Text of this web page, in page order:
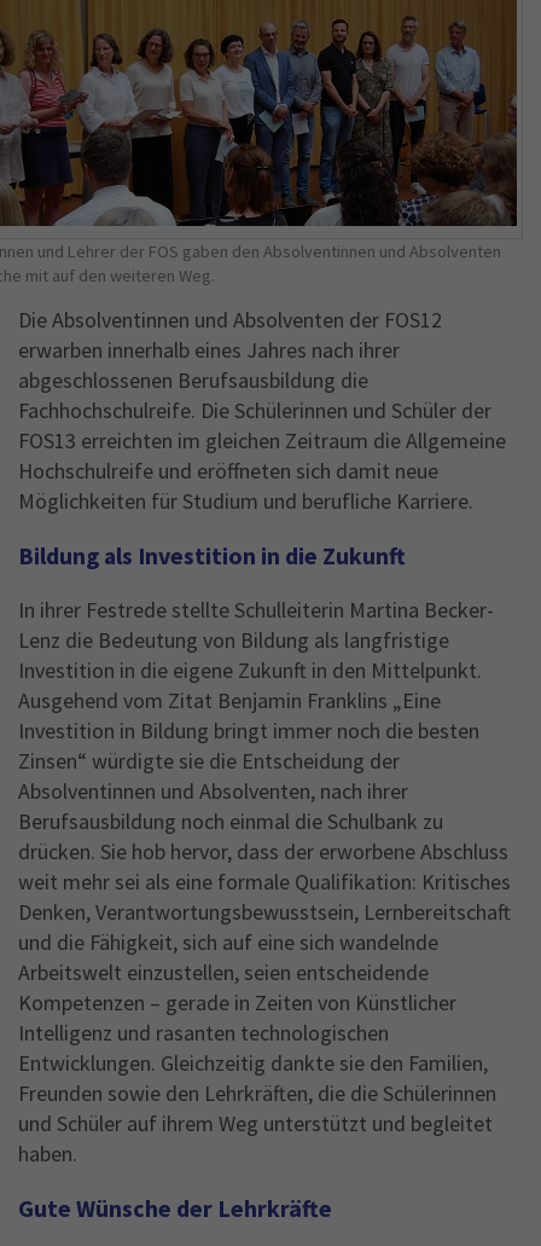
und Lehrer der FOS gaben den Absolventinnen und Absolventen
mit auf den weiteren Weg.
Die Absolventinnen und Absolventen der FOS12
erwarben innerhalb eines Jahres nach ihrer
abgeschlossenen Berufsausbildung die
Fachhochschulreife. Die Schülerinnen und Schüler der
FOS13 erreichten im gleichen Zeitraum die Allgemeine
Hochschulreife und eröffneten sich damit neue
Möglichkeiten für Studium und berufliche Karriere.
Bildung als Investition in die Zukunft
In ihrer Festrede stellte Schulleiterin Martina Becker-
Lenz die Bedeutung von Bildung als langfristige
Investition in die eigene Zukunft in den Mittelpunkt.
Ausgehend vom Zitat Benjamin Franklins „Eine
Investition in Bildung bringt immer noch die besten
Zinsen“ würdigte sie die Entscheidung der
Absolventinnen und Absolventen, nach ihrer
Berufsausbildung noch einmal die Schulbank zu
drücken. Sie hob hervor, dass der erworbene Abschluss
weit mehr sei als eine formale Qualifikation: Kritisches
Denken, Verantwortungsbewusstsein, Lernbereitschaft
und die Fähigkeit, sich auf eine sich wandelnde
Arbeitswelt einzustellen, seien entscheidende
Kompetenzen – gerade in Zeiten von Künstlicher
Intelligenz und rasanten technologischen
Entwicklungen. Gleichzeitig dankte sie den Familien,
Freunden sowie den Lehrkräften, die die Schülerinnen
und Schüler auf ihrem Weg unterstützt und begleitet
haben.
Gute Wünsche der Lehrkräfte